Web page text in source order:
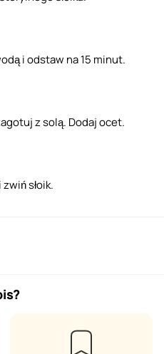
i odstaw na 15 minut.
z solą. Dodaj ocet.
słoik.